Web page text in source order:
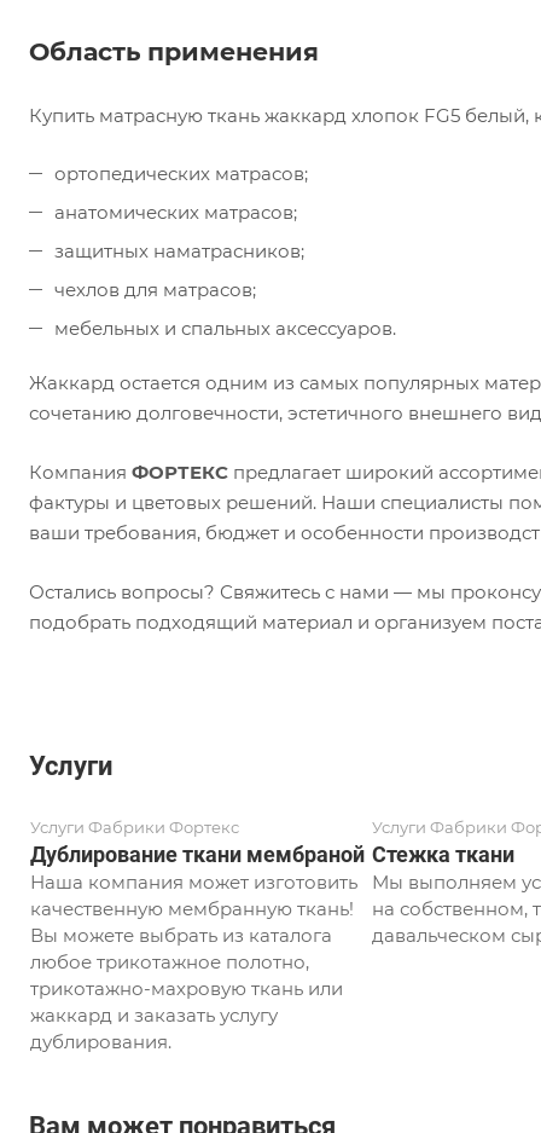
Область применения
Купить матрасную ткань жаккард хлопок FG5
ортопедических матрасов;
анатомических матрасов;
защитных наматрасников;
чехлов для матрасов;
мебельных и спальных аксессуаров.
Жаккард остается одним из самых популярных
сочетанию долговечности, эстетичного внешнего
Компания ФОРТЕКС предлагает широкий
фактуры и цветовых решений. Наши специалисты
ваши требования, бюджет и особенности
Остались вопросы? Свяжитесь с нами — мы
подобрать подходящий материал и организуем
Услуги
Услуги Фабрики Фортекс
Дублирование ткани мембраной
Наша компания может изготовить
качественную мембранную ткань!
Вы можете выбрать из каталога
любое трикотажное полотно,
трикотажно-махровую ткань или
жаккард и заказать услугу
дублирования.
Услуги Фабрики
Стежка ткани
Мы выполняем
на собственном,
давальческом
Вам может понравиться